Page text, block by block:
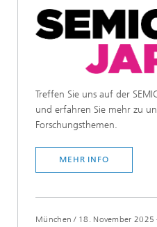
Treffen Sie uns auf der
und erfahren Sie mehr zu
Forschungsthemen.
MEHR INFO
München / 18. November